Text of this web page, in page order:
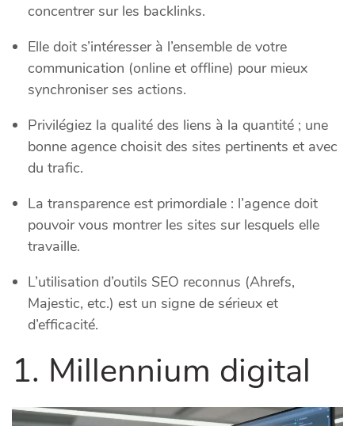
concentrer sur les backlinks.
Elle doit s’intéresser à l’ensemble de votre
communication (online et offline) pour mieux
synchroniser ses actions.
Privilégiez la qualité des liens à la quantité ; une
bonne agence choisit des sites pertinents et avec
du trafic.
La transparence est primordiale : l’agence doit
pouvoir vous montrer les sites sur lesquels elle
travaille.
L’utilisation d’outils SEO reconnus (Ahrefs,
Majestic, etc.) est un signe de sérieux et
d’efficacité.
1. Millennium digital